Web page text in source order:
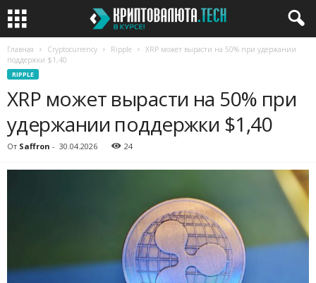
Главная Cryptocurrency Ripple
XRP может вырасти на 50% при удержании
поддержки $1,40
RIPPLE
XRP может вырасти на 50% при
удержании поддержки $1,40
От Saffron - 30.04.2026 24